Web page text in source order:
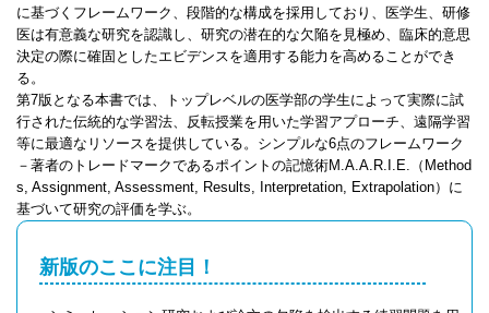
に基づくフレームワーク、段階的な構成を採用しており、医学生、研修
医は有意義な研究を認識し、研究の潜在的な欠陥を見極め、臨床的意思
決定の際に確固としたエビデンスを適用する能力を高めることができ
る。
第7版となる本書では、トップレベルの医学部の学生によって実際に試
行された伝統的な学習法、反転授業を用いた学習アプローチ、遠隔学習
等に最適なリソースを提供している。シンプルな6点のフレームワーク
－著者のトレードマークであるポイントの記憶術M.A.A.R.I.E.（Method
s, Assignment, Assessment, Results, Interpretation, Extrapolation）に
基づいて研究の評価を学ぶ。
新版のここに注目！